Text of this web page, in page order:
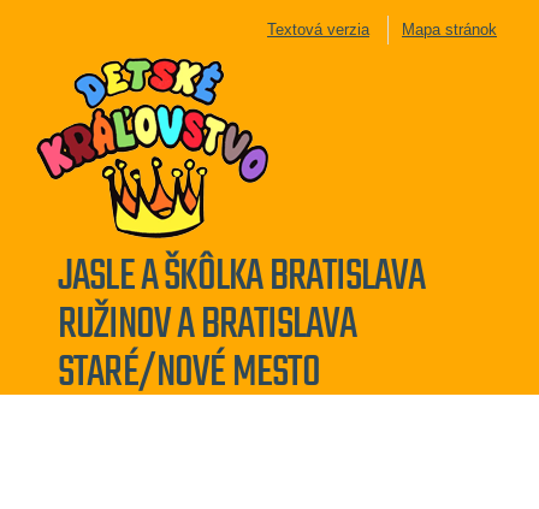
Textová verzia Mapa stránok
JASLE A ŠKÔLKA BRATISLAVA
RUŽINOV A BRATISLAVA
STARÉ/NOVÉ MESTO